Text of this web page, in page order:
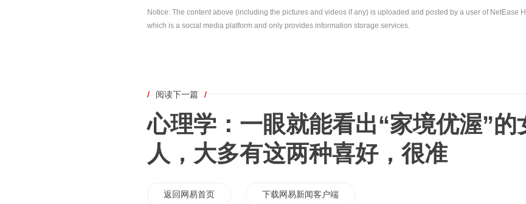
Notice: The content above (including the pictures and videos if any) is uploaded and posted by a user of NetEase
which is a social media platform and only provides information storage services.
/ 阅读下一篇 /
心理学：一眼就能看出“家境优渥”的
人，大多有这两种喜好，很准
返回网易首页 下载网易新闻客户端